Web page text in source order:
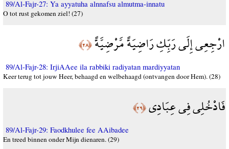
89/Al-Fajr-27: Ya ayyatuha alnnafsu almutma-innatu
O tot rust gekomen ziel! (27)
ارْجِعِي إِلَى رَبِّكِ رَاضِيَةً مَّرْضِيَّةً﴿٢٨﴾
89/Al-Fajr-28: IrjiAAee ila rabbiki radiyatan mardiyyatan
Keer terug tot jouw Heer, behaagd en welbehaagd (ontvangen door Hem). (28)
فَادْخُلِي فِي عِبَادِي﴿٢٩﴾
89/Al-Fajr-29: Faodkhulee fee AAibadee
En treed binnen onder Mijn dienaren. (29)